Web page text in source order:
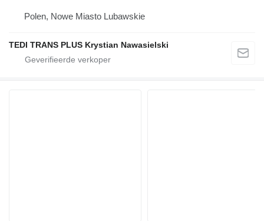
Polen, Nowe Miasto Lubawskie
TEDI TRANS PLUS Krystian Nawasielski